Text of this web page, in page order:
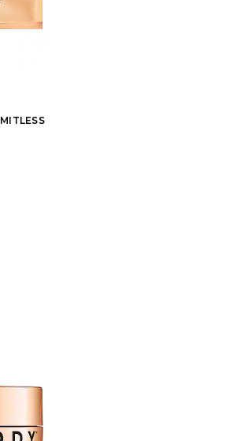
BAUME POUR LES FESSES FIRM + FLAUNT